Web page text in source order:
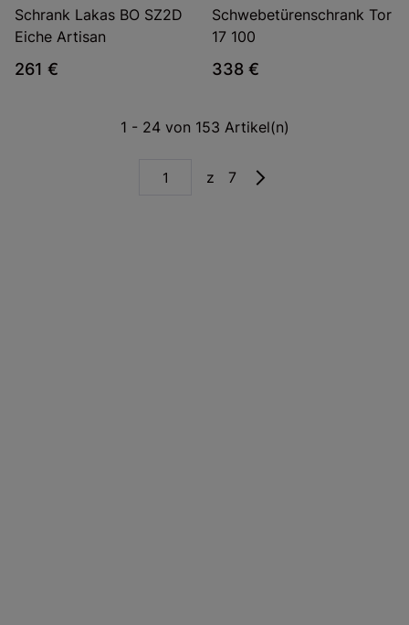
Schrank Lakas BO SZ2D
Eiche Artisan
261 €
Schwebetürenschrank Tor
17 100
338 €
1 - 24 von 153 Artikel(n)
z 7